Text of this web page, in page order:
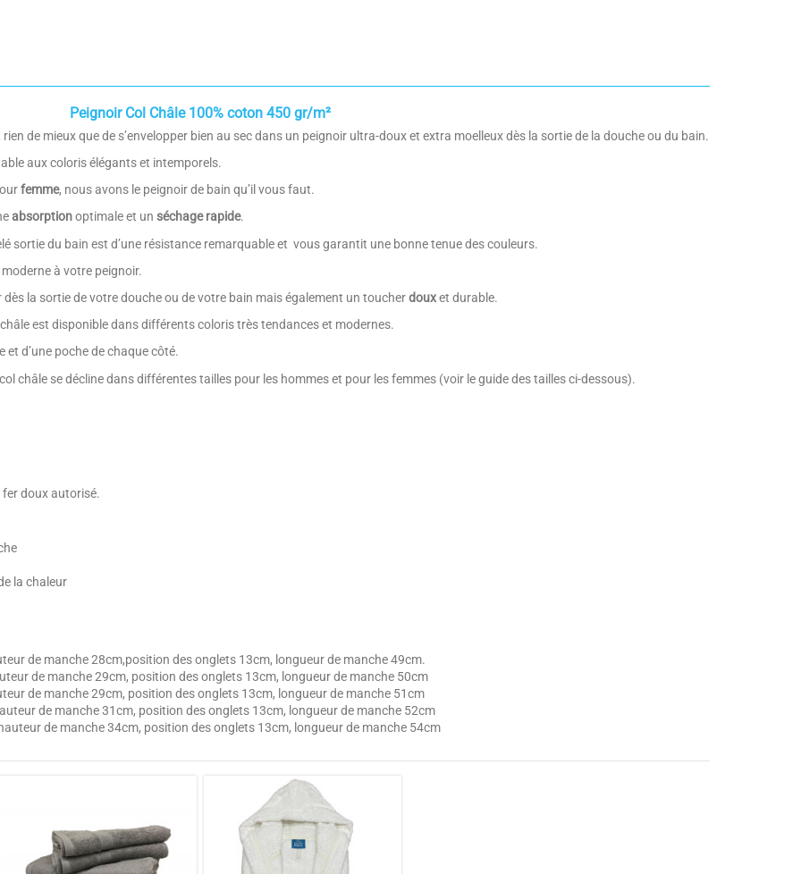
Peignoir Col Châle 100% coton 450 gr/m²
de mieux que de s’envelopper bien au sec dans un peignoir ultra-doux et extra moelleux dès la sortie de la douche ou du bain.
aux coloris élégants et intemporels.
femme, nous avons le peignoir de bain qu’il vous faut.
absorptionoptimale et un séchage rapide.
sortie du bain est d’une résistance remarquable et vous garantit une bonne tenue des couleurs.
à votre peignoir.
la sortie de votre douche ou de votre bain mais également un toucherdouxet durable.
est disponible dans différents coloris très tendances et modernes.
d’une poche de chaque côté.
châle se décline dans différentes tailles pour les hommes et pour les femmes (voir le guide des tailles ci-dessous).
fer doux autorisé.
la chaleur
de manche 28cm,position des onglets 13cm, longueur de manche 49cm.
de manche 29cm, position des onglets 13cm, longueur de manche 50cm
de manche 29cm, position des onglets 13cm, longueur de manche 51cm
de manche 31cm, position des onglets 13cm, longueur de manche 52cm
de manche 34cm, position des onglets 13cm, longueur de manche 54cm
CONFORT MAXIMAL : peignoir à col châle 100% coton bouclette 450 g/m². Ultra-doux,
moelleux et absorbant. Idéal pour se sécher après la douche ou le bain pour un moment de
détente absolue.
4.4
Basé sur
avis soumis à un